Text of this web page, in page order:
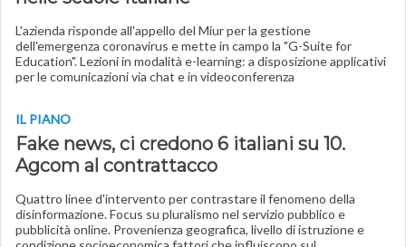
L'azienda risponde all'appello del Miur per la gestione
dell'emergenza coronavirus e mette in campo la "G-Suite for
Education". Lezioni in modalità e-learning: a disposizione applicativi
per le comunicazioni via chat e in videoconferenza
IL PIANO
Fake news, ci credono 6 italiani su 10.
Agcom al contrattacco
Quattro linee d'intervento per contrastare il fenomeno della
disinformazione. Focus su pluralismo nel servizio pubblico e
pubblicità online. Provenienza geografica, livello di istruzione e